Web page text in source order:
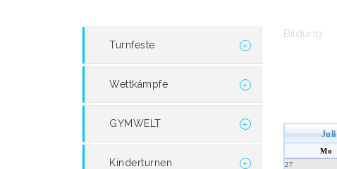
Turnfeste
Wettkämpfe
GYMWELT
Kinderturnen
Bildung
Juli
Mo
27